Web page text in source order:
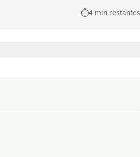
⏱️4 min restantes